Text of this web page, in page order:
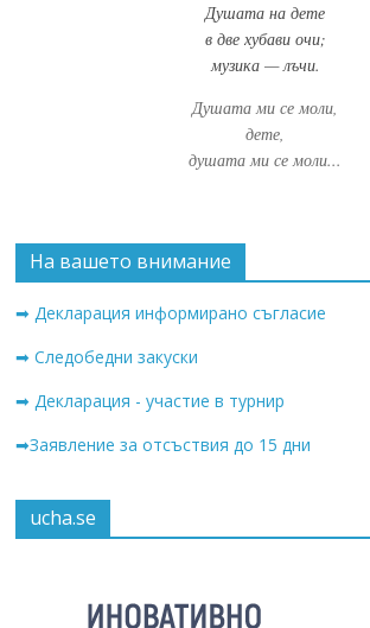
Душата на дете
в две хубави очи;
музика — лъчи.
Душата ми се моли,
дете,
душата ми се моли...
На вашето внимание
➡ Декларация информирано съгласие
➡ Следобедни закуски
➡ Декларация - участие в турнир
➡Заявление за отсъствия до 15 дни
ucha.se